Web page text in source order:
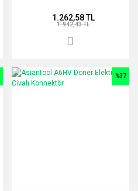
1.262,58 TL
1.942,43 TL
%37